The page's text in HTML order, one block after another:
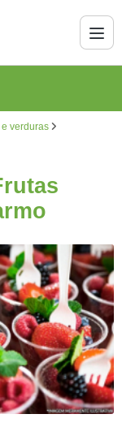
verduras